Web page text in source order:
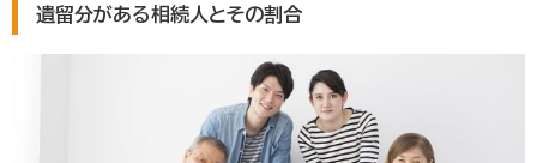
遺留分がある相続人とその割合